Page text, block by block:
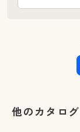
他のカタロ